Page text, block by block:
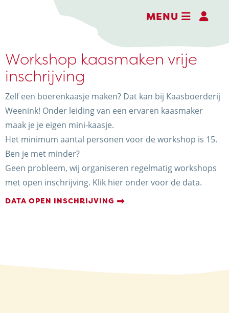
MENU
DE BELEEFBOERDERIJ
DE KAASMAKERIJ
DE STOKERIJ
ACTIVITEITEN
LANDWINKEL
KERSTPAKKETTEN
CONTACT
Workshop kaasmaken vrije
inschrijving
Zelf een boerenkaasje maken? Dat kan bij Kaasboerderij
Weenink! Onder leiding van een ervaren kaasmaker
maak je je eigen mini-kaasje.
Het minimum aantal personen voor de workshop is 15.
Ben je met minder?
Geen probleem, wij organiseren regelmatig workshops
met open inschrijving. Klik hier onder voor de data.
DATA OPEN INSCHRIJVING